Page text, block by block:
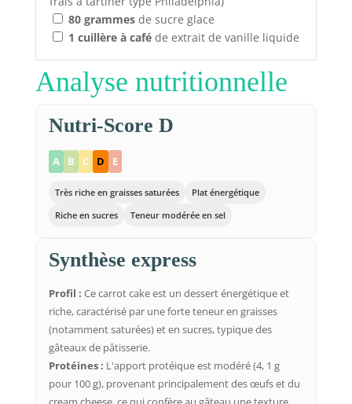
80 grammesde sucre glace
1 cuillère à caféde extrait de vanille liquide
Analyse nutritionnelle
Nutri-Score D
A B C D E
Très riche en graisses saturées
Plat énergétique
Riche en sucres
Teneur modérée en sel
Synthèse express
Profil : Ce carrot cake est un dessert énergétique et
riche, caractérisé par une forte teneur en graisses
(notamment saturées) et en sucres, typique des
gâteaux de pâtisserie.
Protéines : L'apport protéique est modéré (4, 1 g
pour 100 g), provenant principalement des œufs et du